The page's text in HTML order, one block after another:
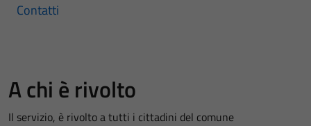
Contatti
A chi è rivolto
Il servizio, è rivolto a tutti i cittadini del comune